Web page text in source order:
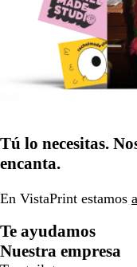
Tú lo necesitas.
encanta.
En VistaPrint estamos
Te ayudamos
Nuestra empresa